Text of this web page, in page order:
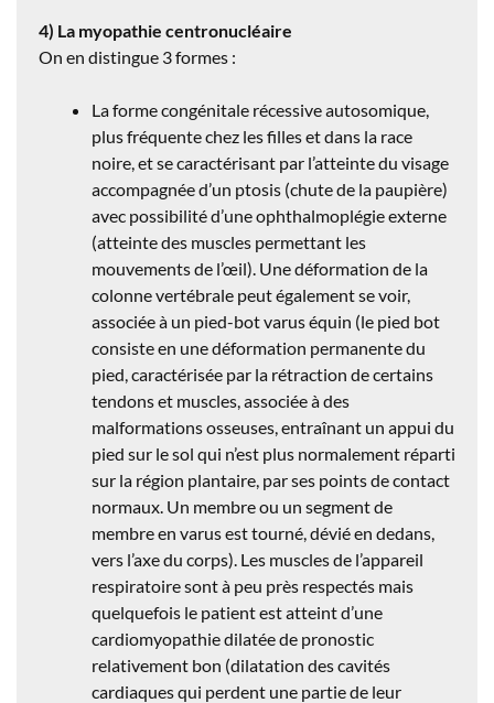
4) La myopathie centronucléaire
On en distingue 3 formes :
La forme congénitale récessive autosomique,
plus fréquente chez les filles et dans la race
noire, et se caractérisant par l’atteinte du visage
accompagnée d’un ptosis (chute de la paupière)
avec possibilité d’une ophthalmoplégie externe
(atteinte des muscles permettant les
mouvements de l’œil). Une déformation de la
colonne vertébrale peut également se voir,
associée à un pied-bot varus équin (le pied bot
consiste en une déformation permanente du
pied, caractérisée par la rétraction de certains
tendons et muscles, associée à des
malformations osseuses, entraînant un appui du
pied sur le sol qui n’est plus normalement réparti
sur la région plantaire, par ses points de contact
normaux. Un membre ou un segment de
membre en varus est tourné, dévié en dedans,
vers l’axe du corps). Les muscles de l’appareil
respiratoire sont à peu près respectés mais
quelquefois le patient est atteint d’une
cardiomyopathie dilatée de pronostic
relativement bon (dilatation des cavités
cardiaques qui perdent une partie de leur